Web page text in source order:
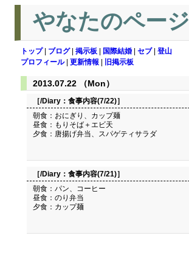
やなたのページ
トップ| ブログ| 掲示板 国際結婚 セブ| 登山
プロフィール| 更新情報 旧掲示板
2013.07.22 （Mon）
［/Diary： 食事内容(7/22)］
朝食：おにぎり、カップ麺
昼食：もりそば＋エビ天
夕食：唐揚げ弁当、スパゲティサラダ
［/Diary： 食事内容(7/21)］
朝食：パン、コーヒー
昼食：のり弁当
夕食：カップ麺